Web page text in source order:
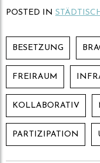
POSTED IN
BESETZUNG
FREIRAUM
KOLLABORATIV
PARTIZIPATION